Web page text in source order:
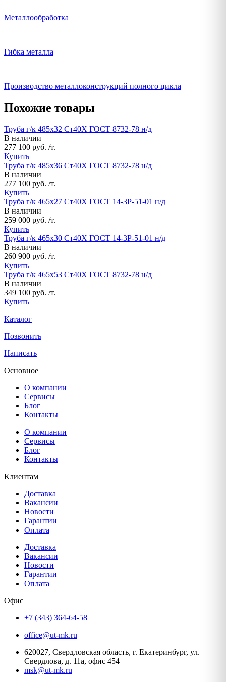
Металлообработка
Гибка металла
Производство металлоконструкций полного цикла
Похожие товары
Труба г/к 485х32 Ст40Х ГОСТ 8732-78 н/д
В наличии
277 100 руб. /т.
Купить
Труба г/к 485х36 Ст40Х ГОСТ 8732-78 н/д
В наличии
277 100 руб. /т.
Купить
Труба г/к 465х27 Ст40Х ГОСТ 14-3Р-51-01 н/д
В наличии
259 000 руб. /т.
Купить
Труба г/к 465х30 Ст40Х ГОСТ 14-3Р-51-01 н/д
В наличии
260 900 руб. /т.
Купить
Труба г/к 465х53 Ст40Х ГОСТ 8732-78 н/д
В наличии
349 100 руб. /т.
Купить
Каталог
Позвонить
Написать
Основное
О компании
Сервисы
Блог
Контакты
О компании
Сервисы
Блог
Контакты
Клиентам
Доставка
Вакансии
Новости
Гарантии
Оплата
Доставка
Вакансии
Новости
Гарантии
Оплата
Офис
+7 (343) 364-64-58
office@ut-mk.ru
620027, Свердловская область, г. Екатеринбург, ул.
Свердлова, д. 11а, офис 454
msk@ut-mk.ru